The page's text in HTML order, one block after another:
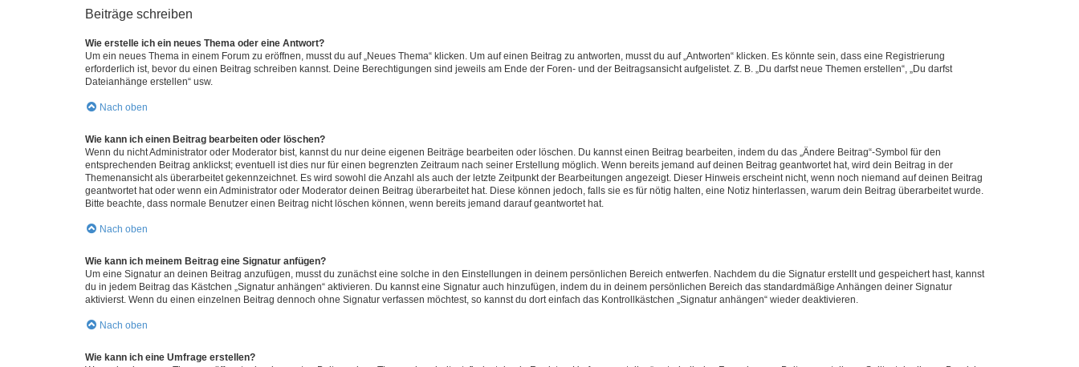
Beiträge schreiben
Wie erstelle ich ein neues Thema oder eine Antwort?
Um ein neues Thema in einem Forum zu eröffnen, musst du auf „Neues Thema“ klicken. Um auf einen Beitrag zu antworten, musst du auf „Antworten“ klicken. Es könnte sein, dass eine Registrierung
erforderlich ist, bevor du einen Beitrag schreiben kannst. Deine Berechtigungen sind jeweils am Ende der Foren- und der Beitragsansicht aufgelistet. Z. B. „Du darfst neue Themen erstellen“, „Du darfst
Dateianhänge erstellen“ usw.
Nach oben
Wie kann ich einen Beitrag bearbeiten oder löschen?
Wenn du nicht Administrator oder Moderator bist, kannst du nur deine eigenen Beiträge bearbeiten oder löschen. Du kannst einen Beitrag bearbeiten, indem du das „Ändere Beitrag“-Symbol für den
entsprechenden Beitrag anklickst; eventuell ist dies nur für einen begrenzten Zeitraum nach seiner Erstellung möglich. Wenn bereits jemand auf deinen Beitrag geantwortet hat, wird dein Beitrag in der
Themenansicht als überarbeitet gekennzeichnet. Es wird sowohl die Anzahl als auch der letzte Zeitpunkt der Bearbeitungen angezeigt. Dieser Hinweis erscheint nicht, wenn noch niemand auf deinen Beitrag
geantwortet hat oder wenn ein Administrator oder Moderator deinen Beitrag überarbeitet hat. Diese können jedoch, falls sie es für nötig halten, eine Notiz hinterlassen, warum dein Beitrag überarbeitet wurde.
Bitte beachte, dass normale Benutzer einen Beitrag nicht löschen können, wenn bereits jemand darauf geantwortet hat.
Nach oben
Wie kann ich meinem Beitrag eine Signatur anfügen?
Um eine Signatur an deinen Beitrag anzufügen, musst du zunächst eine solche in den Einstellungen in deinem persönlichen Bereich entwerfen. Nachdem du die Signatur erstellt und gespeichert hast, kannst
du in jedem Beitrag das Kästchen „Signatur anhängen“ aktivieren. Du kannst eine Signatur auch hinzufügen, indem du in deinem persönlichen Bereich das standardmäßige Anhängen deiner Signatur
aktivierst. Wenn du einen einzelnen Beitrag dennoch ohne Signatur verfassen möchtest, so kannst du dort einfach das Kontrollkästchen „Signatur anhängen“ wieder deaktivieren.
Nach oben
Wie kann ich eine Umfrage erstellen?